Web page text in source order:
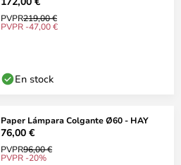
PVPR219,00 €
PVPR -47,00 €
En stock
Paper Lámpara Colgante Ø60 - HAY
76,00 €
PVPR96,00 €
PVPR -20%